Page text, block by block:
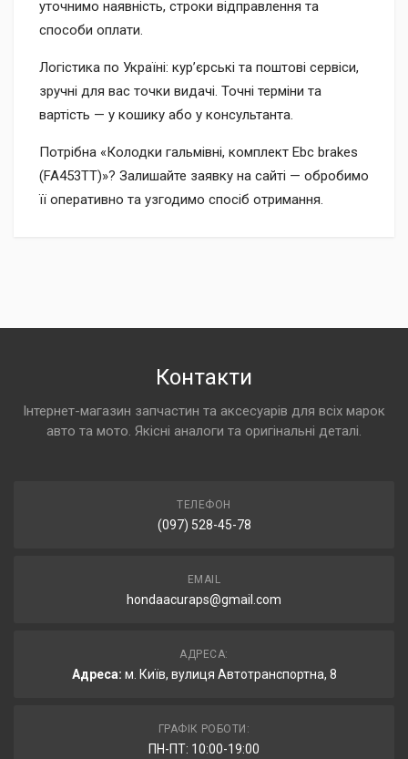
уточнимо наявність, строки відправлення та
способи оплати.
Логістика по Україні: кур’єрські та поштові сервіси,
зручні для вас точки видачі. Точні терміни та
вартість — у кошику або у консультанта.
Потрібна «Колодки гальмівні, комплект Ebc brakes
(FA453TT)»? Залишайте заявку на сайті — обробимо
її оперативно та узгодимо спосіб отримання.
Контакти
Інтернет-магазин запчастин та аксесуарів для всіх марок
авто та мото. Якісні аналоги та оригінальні деталі.
ТЕЛЕФОН
(097) 528-45-78
EMAIL
hondaacuraps@gmail.com
АДРЕСА:
Адреса: м. Київ, вулиця Автотранспортна, 8
ГРАФІК РОБОТИ:
ПН-ПТ: 10:00-19:00